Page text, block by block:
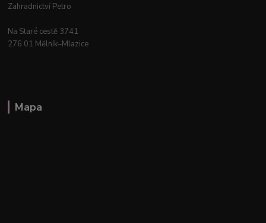
Zahradnictví Petro
Na Staré cestě 3741
276 01 Mělník–Mlazice
Mapa